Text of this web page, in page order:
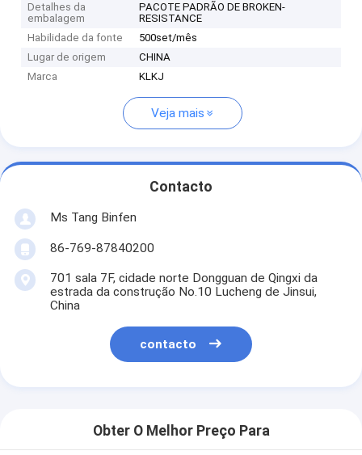
Detalhes da
embalagem
PACOTE PADRÃO DE BROKEN-
RESISTANCE
Habilidade da fonte
500set/mês
Lugar de origem
CHINA
Marca
KLKJ
Veja mais
Contacto
Ms Tang Binfen
86-769-87840200
701 sala 7F, cidade norte Dongguan de Qingxi da
estrada da construção No.10 Lucheng de Jinsui,
China
contacto
Obter O Melhor Preço Para